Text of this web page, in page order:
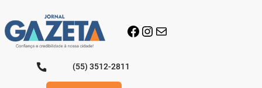
para
o
conteúdo
Facebook
Instagram
E-mail
(55) 3512-2811